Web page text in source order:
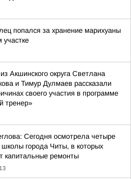
попался за хранение марихуаны
участке
Акшинского округа Светлана
и Тимур Дулмаев рассказали
своего участия в программе
тренер»
Сегодня осмотрела четыре
школы города Читы, в которых
капитальные ремонты